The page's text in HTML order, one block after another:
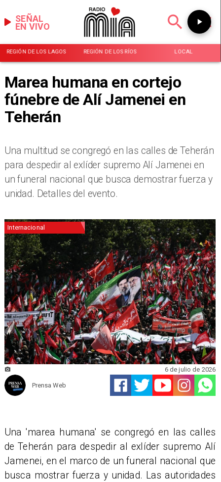
EN VIVO
SEÑAL
REGIÓN DE LOS LAGOS REGIÓN DE LOS RÍOS LOCAL
Marea humana en cortejo
fúnebre de Alí Jamenei en
Teherán
Una multitud se congregó en las calles de Teherán
para despedir al exlíder supremo Alí Jamenei en
un funeral nacional que busca demostrar fuerza y
unidad. Detalles del evento.
Internacional
Prensa Web
6 de julio de 2026
Una 'marea humana' se congregó en las calles
de Teherán para despedir al exlíder supremo Alí
Jamenei, en el marco de un funeral nacional que
busca mostrar fuerza y unidad. Las autoridades